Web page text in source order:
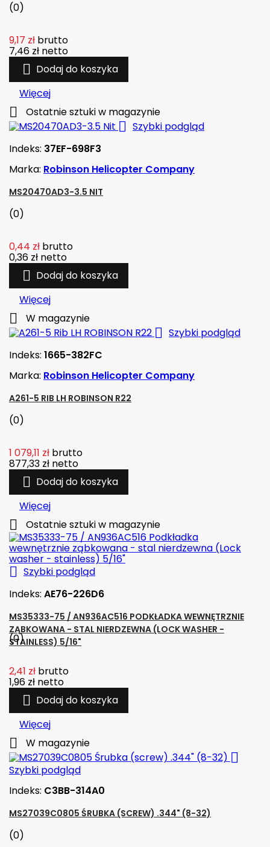
(0)
9,17 zł brutto
7,46 zł netto
 Dodaj do koszyka
Więcej
 Ostatnie sztuki w magazynie
 Szybki podgląd
Indeks: 37EF-698F3
Marka: Robinson Helicopter Company
MS20470AD3-3.5 NIT
(0)
0,44 zł brutto
0,36 zł netto
 Dodaj do koszyka
Więcej
 W magazynie
 Szybki podgląd
Indeks: 1665-382FC
Marka: Robinson Helicopter Company
A261-5 RIB LH ROBINSON R22
(0)
1 079,11 zł brutto
877,33 zł netto
 Dodaj do koszyka
Więcej
 Ostatnie sztuki w magazynie
 Szybki podgląd
Indeks: AE76-226D6
MS35333-75 / AN936AC516 PODKŁADKA WEWNĘTRZNIE
ZĄBKOWANA - STAL NIERDZEWNA (LOCK WASHER -
STAINLESS) 5/16"
(0)
2,41 zł brutto
1,96 zł netto
 Dodaj do koszyka
Więcej
 W magazynie

Szybki podgląd
Indeks: C3BB-314A0
MS27039C0805 ŚRUBKA (SCREW) .344" (8-32)
(0)